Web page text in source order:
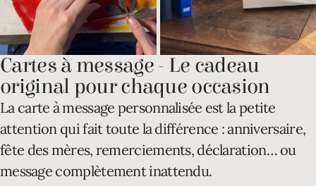
Cartes à message - Le cadeau
original pour chaque occasion
La carte à message personnalisée est la petite
attention qui fait toute la différence : anniversaire,
fête des mères, remerciements, déclaration… ou
message complètement inattendu.